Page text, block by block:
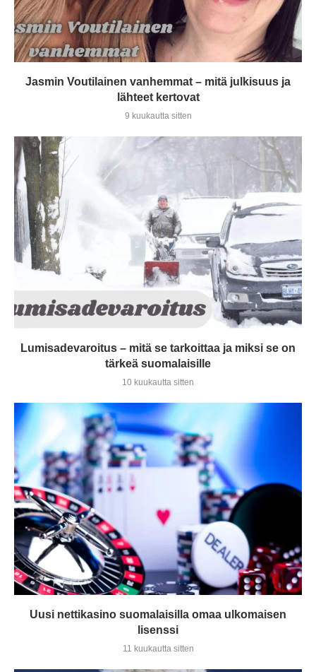
Jasmin Voutilainen vanhemmat – mitä julkisuus ja
lähteet kertovat
9 kuukautta sitten
Lumisadevaroitus – mitä se tarkoittaa ja miksi se on
tärkeä suomalaisille
10 kuukautta sitten
Uusi nettikasino suomalaisilla omaa ulkomaisen
lisenssi
11 kuukautta sitten